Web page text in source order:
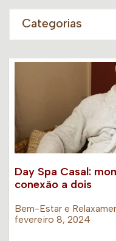
Categorias
Day Spa Casal:
conexão a dois
Bem-Estar e
fevereiro 8, 2024